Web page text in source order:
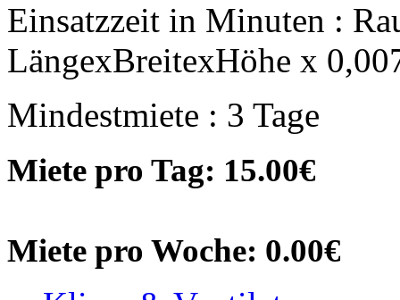
Einsatzzeit in Minuten :
LängexBreitexHöhe x
Mindestmiete : 3 Tage
Miete pro Tag: 15.00€
Miete pro Woche: 0.00€